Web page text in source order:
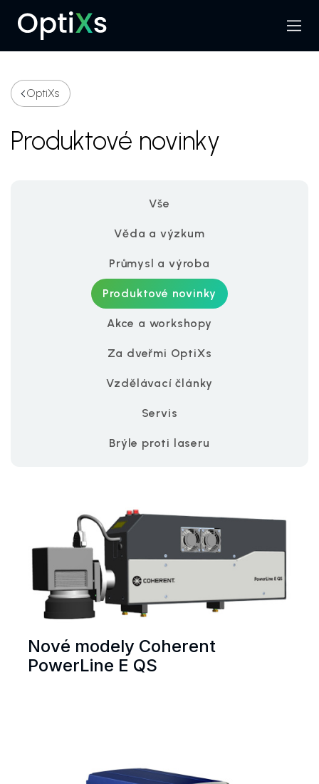
Hledat
Menu
OptiXs
Produktové novinky
Vše
Věda a výzkum
Průmysl a výroba
Produktové novinky
Akce a workshopy
Za dveřmi OptiXs
Vzdělávací články
Servis
Brýle proti laseru
Nové modely Coherent
PowerLine E QS